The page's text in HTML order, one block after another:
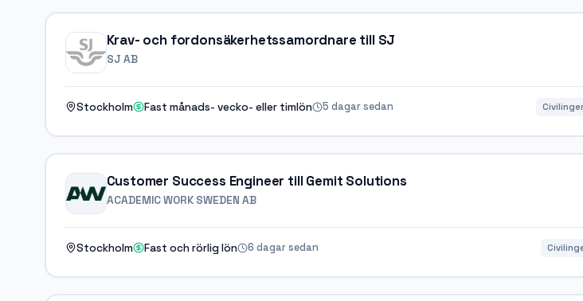
Krav- och fordonsäkerhetssamordnare till SJ
SJ AB
Stockholm Fast månads- vecko- eller timlön 5 dagar sedan
Customer Success Engineer till Gemit Solutions
ACADEMIC WORK SWEDEN AB
Stockholm Fast och rörlig lön 6 dagar sedan